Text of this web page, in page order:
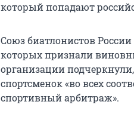
который попадают
Союз биатлонистов
которых признали
организации
спортсменок «во всех
спортивный арбитраж».